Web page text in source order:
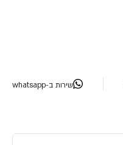
שירות ב-whatsapp